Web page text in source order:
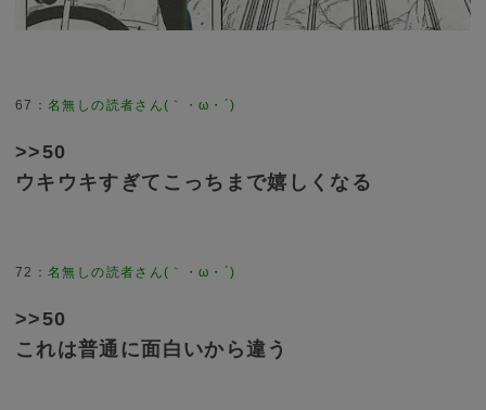
67
>>50
ウキウキすぎてこっちまで嬉しくなる
72
>>50
これは普通に面白いから違う